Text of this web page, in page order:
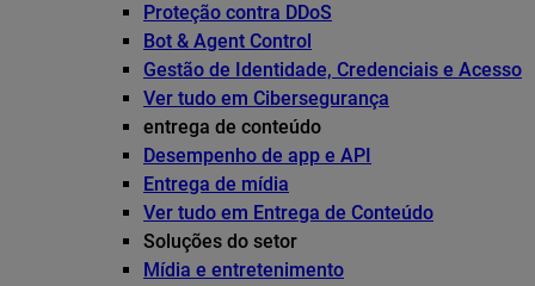
Proteção contra DDoS
Bot & Agent Control
Gestão de Identidade, Credenciais e Acesso
Ver tudo em Cibersegurança
entrega de conteúdo
Desempenho de app e API
Entrega de mídia
Ver tudo em Entrega de Conteúdo
Soluções do setor
Mídia e entretenimento